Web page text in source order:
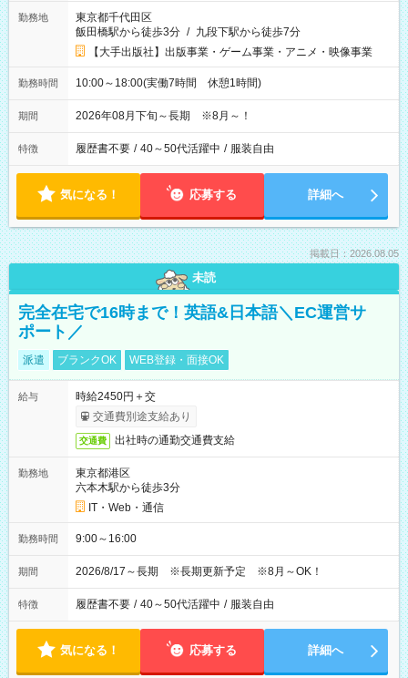
勤務地
東京都千代田区
飯田橋駅から徒歩3分 / 九段下駅から徒歩7分
【大手出版社】出版事業・ゲーム事業・アニメ・映像事業
勤務時間 10:00～18:00(実働7時間 休憩1時間)
期間 2026年08月下旬～長期 ※8月～！
特徴 履歴書不要 / 40～50代活躍中 / 服装自由
気になる！ 応募する 詳細へ
掲載日：2026.08.05
未読
完全在宅で16時まで！英語&日本語＼EC運営サ
ポート／
派遣 ブランクOK WEB登録・面接OK
給与
時給2450円＋交
交通費別途支給あり
交通費 出社時の通勤交通費支給
勤務地
東京都港区
六本木駅から徒歩3分
IT・Web・通信
勤務時間 9:00～16:00
期間 2026/8/17～長期 ※長期更新予定 ※8月～OK！
特徴 履歴書不要 / 40～50代活躍中 / 服装自由
気になる！ 応募する 詳細へ